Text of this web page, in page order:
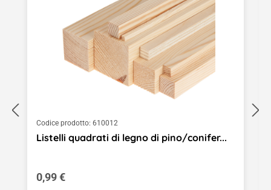
Codice prodotto: 610012
Listelli quadrati di legno di pino/conifer...
Prezzo normale:
0,99 €